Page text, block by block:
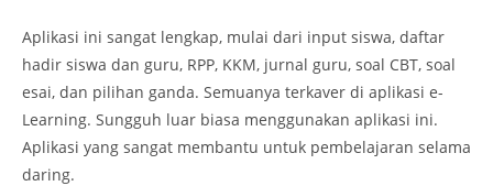
Aplikasi ini sangat lengkap, mulai dari input siswa, daftar
hadir siswa dan guru, RPP, KKM, jurnal guru, soal CBT, soal
esai, dan pilihan ganda. Semuanya terkaver di aplikasi e-
Learning. Sungguh luar biasa menggunakan aplikasi ini.
Aplikasi yang sangat membantu untuk pembelajaran selama
daring.